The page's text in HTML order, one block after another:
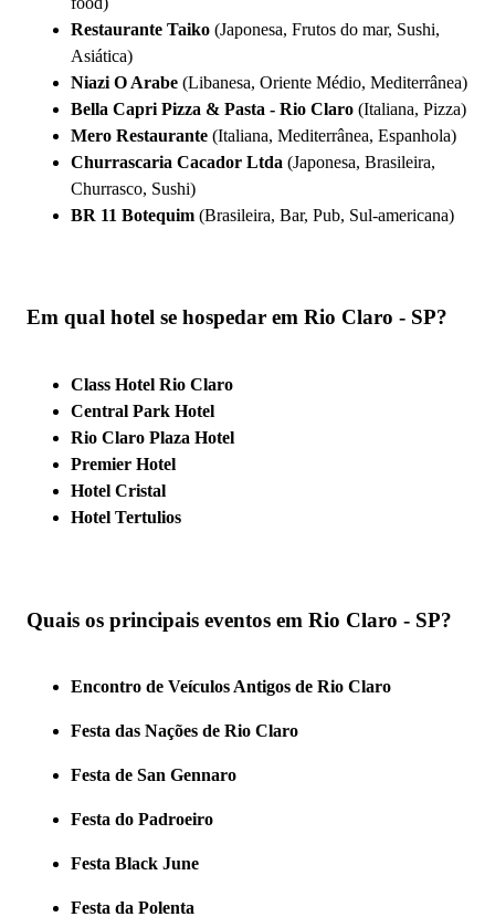
Restaurante Taiko (Japonesa, Frutos do mar, Sushi,
Asiática)
Niazi O Arabe (Libanesa, Oriente Médio, Mediterrânea)
Bella Capri Pizza & Pasta - Rio Claro (Italiana, Pizza)
Mero Restaurante (Italiana, Mediterrânea, Espanhola)
Churrascaria Cacador Ltda (Japonesa, Brasileira,
Churrasco, Sushi)
BR 11 Botequim (Brasileira, Bar, Pub, Sul-americana)
Em qual hotel se hospedar em Rio Claro - SP?
Class Hotel Rio Claro
Central Park Hotel
Rio Claro Plaza Hotel
Premier Hotel
Hotel Cristal
Hotel Tertulios
Quais os principais eventos em Rio Claro - SP?
Encontro de Veículos Antigos de Rio Claro
Festa das Nações de Rio Claro
Festa de San Gennaro
Festa do Padroeiro
Festa Black June
Festa da Polenta